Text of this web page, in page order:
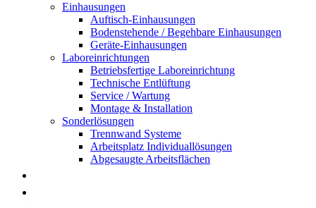
Einhausungen
Auftisch-Einhausungen
Bodenstehende / Begehbare Einhausungen
Geräte-Einhausungen
Laboreinrichtungen
Betriebsfertige Laboreinrichtung
Technische Entlüftung
Service / Wartung
Montage & Installation
Sonderlösungen
Trennwand Systeme
Arbeitsplatz Individuallösungen
Abgesaugte Arbeitsflächen